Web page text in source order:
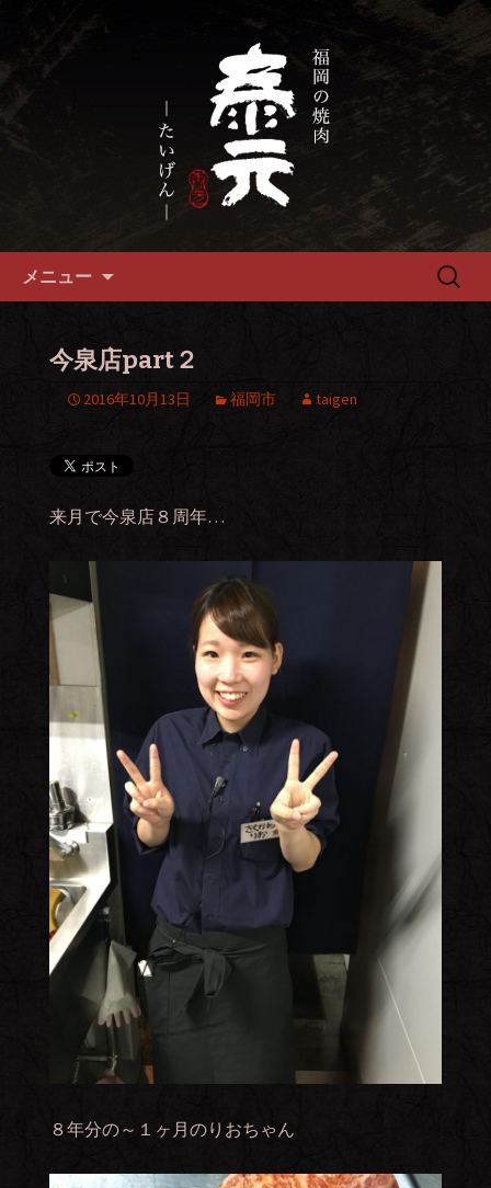
福岡市、畜産農家直送の厳選黒
毛和牛を愉しめる焼肉店
畜産農家直送の厳選肉が自慢の福岡市
の焼肉『泰元』
メニュー
検
今泉店part２
2016年10月13日 福岡市 taigen
来月で今泉店８周年…
８年分の～１ヶ月のりおちゃん